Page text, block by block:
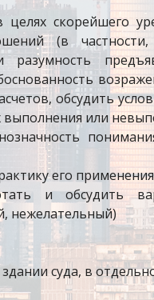
скорейшего
(в частности,
разумность
обсудить
выполнения или
его
и обсудить
нежелательный)
суда, в